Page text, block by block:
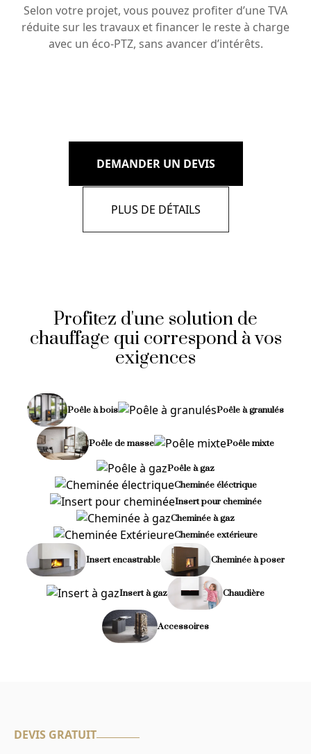
Selon votre projet, vous pouvez profiter d’une TVA
réduite sur les travaux et financer le reste à charge
avec un éco-PTZ, sans avancer d’intérêts.
DEMANDER UN DEVIS
PLUS DE DÉTAILS
Profitez d'une solution de
chauffage qui correspond à vos
exigences
Poêle à bois Poêle à granulés
Poêle de masse Poêle mixte
Poêle à gaz
Cheminée éléctrique
Insert pour cheminée
Cheminée à gaz
Cheminée extérieure
Insert encastrable Cheminée à poser
Insert à gaz Chaudière
Accessoires
DEVIS GRATUIT